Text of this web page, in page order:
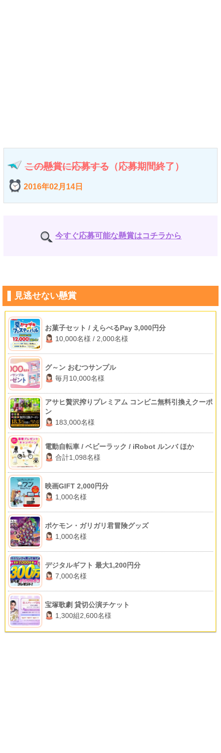
この懸賞に応募する （応募期間終了）
2016年02月14日
今すぐ応募可能な懸賞はコチラから
見逃せない懸賞
お菓子セット / えらべるPay 3,000円分
10,000名様 / 2,000名様
グ～ン おむつサンプル
毎月10,000名様
アサヒ贅沢搾りプレミアム コンビニ無料引換えクーポ
ン
183,000名様
電動自転車 / ベビーラック / iRobot ルンバ ほか
合計1,098名様
映画GIFT 2,000円分
1,000名様
ポケモン・ガリガリ君冒険グッズ
1,000名様
デジタルギフト 最大1,200円分
7,000名様
宝塚歌劇 貸切公演チケット
1,300組2,600名様